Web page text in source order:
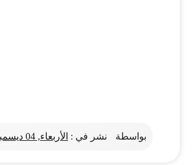
بواسطة نشر في : الأربعاء, 04 ديسمبر 2019